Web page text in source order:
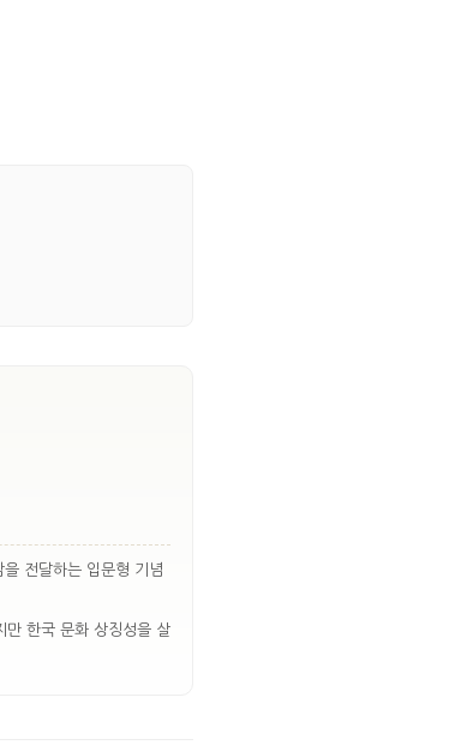
전달하는 입문형 기념
만 한국 문화 상징성을 살